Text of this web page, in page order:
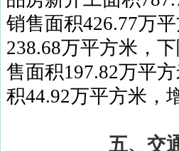
销售面积426.77万
238.68万平方米，
售面积197.82万平
积44.92万平方米，
五、交